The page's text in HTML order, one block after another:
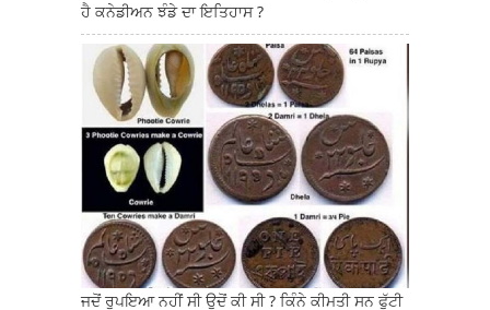
ਹੈ ਕਨੇਡੀਅਨ ਝੰਡੇ ਦਾ ਇਤਿਹਾਸ ?
ਜਦੋਂ ਰੁਪਇਆ ਨਹੀਂ ਸੀ ਉਦੋਂ ਕੀ ਸੀ ? ਕਿੰਨੇ ਕੀਮਤੀ ਸਨ ਫੁੱਟੀ